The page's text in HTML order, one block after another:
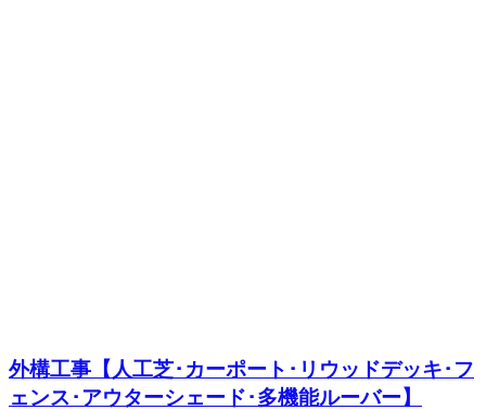
外構工事【人工芝･カーポート･リウッドデッキ･フ
ェンス･アウターシェード･多機能ルーバー】